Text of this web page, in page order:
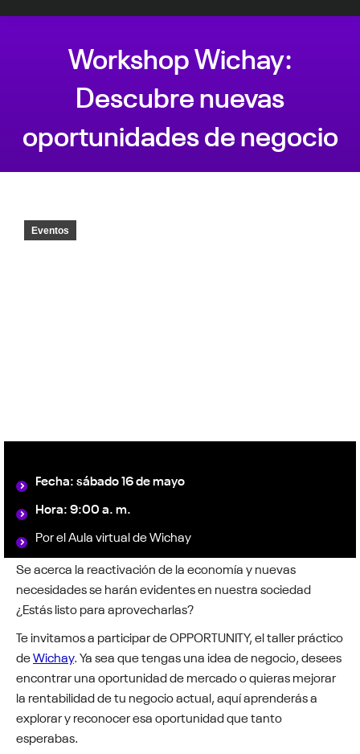
Workshop Wichay:
Descubre nuevas
oportunidades de negocio
Eventos
Fecha: sábado 16 de mayo
Hora: 9:00 a. m.
Por el Aula virtual de Wichay
Se acerca la reactivación de la economía y nuevas
necesidades se harán evidentes en nuestra sociedad
¿Estás listo para aprovecharlas?
Te invitamos a participar de OPPORTUNITY, el taller práctico
deWichay. Ya sea que tengas una idea de negocio, desees
encontrar una oportunidad de mercado o quieras mejorar
la rentabilidad de tu negocio actual, aquí aprenderás a
explorar y reconocer esa oportunidad que tanto
esperabas.